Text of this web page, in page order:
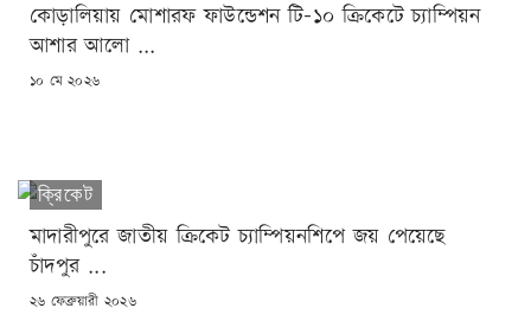
কোড়ালিয়ায় মোশারফ ফাউন্ডেশন টি-১০ ক্রিকেটে চ্যাম্পিয়ন
আশার আলো ...
POSTED
১০ মে ২০২৬
ক্রিকেট
মাদারীপুরে জাতীয় ক্রিকেট চ্যাম্পিয়নশিপে জয় পেয়েছে
চাঁদপুর ...
POSTED
২৬ ফেব্রুয়ারী ২০২৬